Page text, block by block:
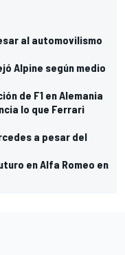
al automovilismo
Alpine según medio
de F1 en Alemania
lo que Ferrari
a pesar del
en Alfa Romeo en